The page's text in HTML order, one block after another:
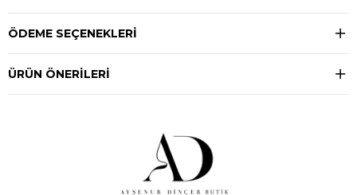
ÖDEME SEÇENEKLERI
ÜRÜN ÖNERILERI